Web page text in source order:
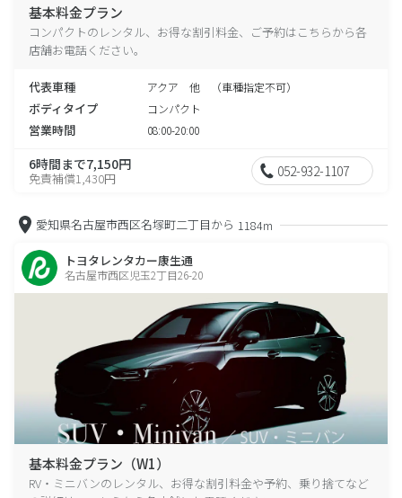
基本料金プラン
コンパクトのレンタル、お得な割引料金、ご予約はこちらから各
店舗お電話ください。
代表車種 アクア 他 （車種指定不可）
ボディタイプ コンパクト
営業時間 08:00-20:00
6時間まで7,150円
免責補償1,430円 052-932-1107
愛知県名古屋市西区名塚町二丁目から 1184m
トヨタレンタカー康生通
名古屋市西区児玉2丁目26-20
基本料金プラン（W1）
RV・ミニバンのレンタル、お得な割引料金や予約、乗り捨てなど